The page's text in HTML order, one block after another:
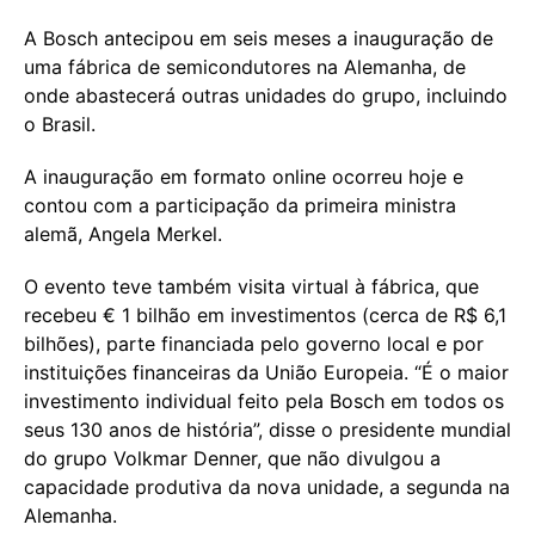
A Bosch antecipou em seis meses a inauguração de
uma fábrica de semicondutores na Alemanha, de
onde abastecerá outras unidades do grupo, incluindo
o Brasil.
A inauguração em formato online ocorreu hoje e
contou com a participação da primeira ministra
alemã, Angela Merkel.
O evento teve também visita virtual à fábrica, que
recebeu € 1 bilhão em investimentos (cerca de R$ 6,1
bilhões), parte financiada pelo governo local e por
instituições financeiras da União Europeia. “É o maior
investimento individual feito pela Bosch em todos os
seus 130 anos de história”, disse o presidente mundial
do grupo Volkmar Denner, que não divulgou a
capacidade produtiva da nova unidade, a segunda na
Alemanha.